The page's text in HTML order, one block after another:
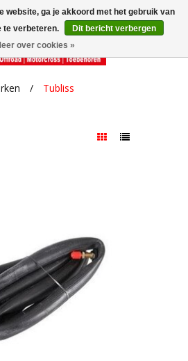
/ Tubliss
website, ga je akkoord met het gebruik van
te verbeteren.
Dit bericht verbergen
over cookies »